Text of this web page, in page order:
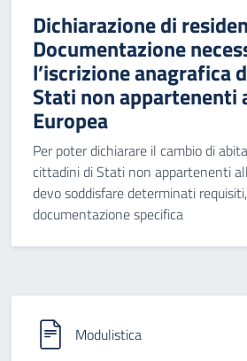
Dichiarazione di
Documentazione
l’iscrizione anagrafica
Stati non appartenenti
Europea
Per poter dichiarare il cambio di
cittadini di Stati non appartenenti
devo soddisfare determinati
documentazione specifica
Modulistica